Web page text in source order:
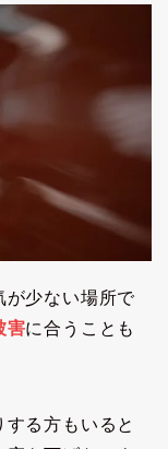
が少ない場所で
害に合うことも
る方もいると